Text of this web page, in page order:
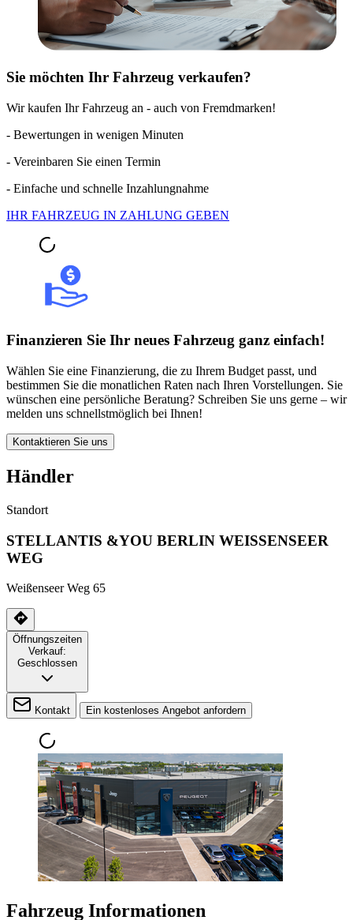
Sie möchten Ihr Fahrzeug verkaufen?
Wir kaufen Ihr Fahrzeug an - auch von Fremdmarken!
- Bewertungen in wenigen Minuten
- Vereinbaren Sie einen Termin
- Einfache und schnelle Inzahlungnahme
IHR FAHRZEUG IN ZAHLUNG GEBEN
Finanzieren Sie Ihr neues Fahrzeug ganz einfach!
Wählen Sie eine Finanzierung, die zu Ihrem Budget passt, und
bestimmen Sie die monatlichen Raten nach Ihren Vorstellungen. Sie
wünschen eine persönliche Beratung? Schreiben Sie uns gerne – wir
melden uns schnellstmöglich bei Ihnen!
Kontaktieren Sie uns
Händler
Standort
STELLANTIS &YOU BERLIN WEISSENSEER
WEG
Weißenseer Weg 65
Öffnungszeiten
Verkauf:
Geschlossen
Kontakt Ein kostenloses Angebot anfordern
Fahrzeug Informationen